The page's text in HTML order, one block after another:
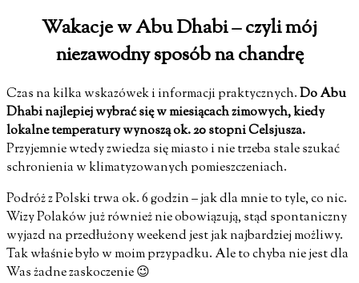
Wakacje w Abu Dhabi – czyli mój
niezawodny sposób na chandrę
Czas na kilka wskazówek i informacji praktycznych.Do Abu
Dhabi najlepiej wybrać się w miesiącach zimowych, kiedy
lokalne temperatury wynoszą ok. 20 stopni Celsjusza.
Przyjemnie wtedy zwiedza się miasto i nie trzeba stale szukać
schronienia w klimatyzowanych pomieszczeniach.
Podróż z Polski trwa ok. 6 godzin – jak dla mnie to tyle, co nic.
Wizy Polaków już również nie obowiązują, stąd spontaniczny
wyjazd na przedłużony weekend jest jak najbardziej możliwy.
Tak właśnie było w moim przypadku. Ale to chyba nie jest dla
Was żadne zaskoczenie 😉